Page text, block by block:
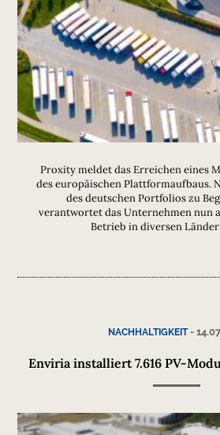
Proxity meldet das Erreichen eines
des europäischen Plattformaufbaus.
des deutschen Portfolios zu
verantwortet das Unternehmen nun
Betrieb in diversen
NACHHALTIGKEIT-
Enviria installiert 7.616 PV-